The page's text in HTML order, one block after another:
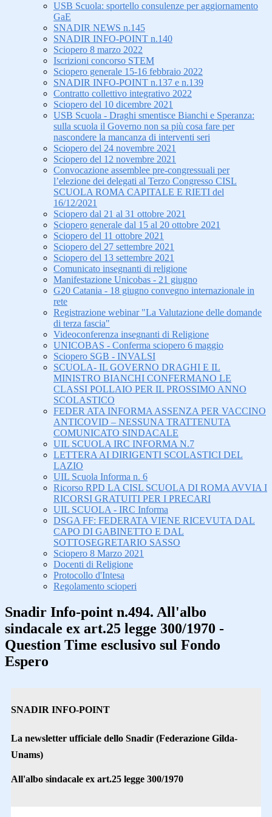
USB Scuola: sportello consulenze per aggiornamento
GaE
SNADIR NEWS n.145
SNADIR INFO-POINT n.140
Sciopero 8 marzo 2022
Iscrizioni concorso STEM
Sciopero generale 15-16 febbraio 2022
SNADIR INFO-POINT n.137 e n.139
Contratto collettivo integrativo 2022
Sciopero del 10 dicembre 2021
USB Scuola - Draghi smentisce Bianchi e Speranza:
sulla scuola il Governo non sa più cosa fare per
nascondere la mancanza di interventi seri
Sciopero del 24 novembre 2021
Sciopero del 12 novembre 2021
Convocazione assemblee pre-congressuali per
l’elezione dei delegati al Terzo Congresso CISL
SCUOLA ROMA CAPITALE E RIETI del
16/12/2021
Sciopero dal 21 al 31 ottobre 2021
Sciopero generale dal 15 al 20 ottobre 2021
Sciopero del 11 ottobre 2021
Sciopero del 27 settembre 2021
Sciopero del 13 settembre 2021
Comunicato insegnanti di religione
Manifestazione Unicobas - 21 giugno
G20 Catania - 18 giugno convegno internazionale in
rete
Registrazione webinar "La Valutazione delle domande
di terza fascia"
Videoconferenza insegnanti di Religione
UNICOBAS - Conferma sciopero 6 maggio
Sciopero SGB - INVALSI
SCUOLA- IL GOVERNO DRAGHI E IL
MINISTRO BIANCHI CONFERMANO LE
CLASSI POLLAIO PER IL PROSSIMO ANNO
SCOLASTICO
FEDER ATA INFORMA ASSENZA PER VACCINO
ANTICOVID – NESSUNA TRATTENUTA
COMUNICATO SINDACALE
UIL SCUOLA IRC INFORMA N.7
LETTERA AI DIRIGENTI SCOLASTICI DEL
LAZIO
UIL Scuola Informa n. 6
Ricorso RPD LA CISL SCUOLA DI ROMA AVVIA I
RICORSI GRATUITI PER I PRECARI
UIL SCUOLA - IRC Informa
DSGA FF: FEDERATA VIENE RICEVUTA DAL
CAPO DI GABINETTO E DAL
SOTTOSEGRETARIO SASSO
Sciopero 8 Marzo 2021
Docenti di Religione
Protocollo d'Intesa
Regolamento scioperi
Snadir Info-point n.494. All'albo
sindacale ex art.25 legge 300/1970 -
Question Time esclusivo sul Fondo
Espero
SNADIR INFO-POINT
La newsletter ufficiale dello Snadir (Federazione Gilda-
Unams)
All'albo sindacale ex art.25 legge 300/1970